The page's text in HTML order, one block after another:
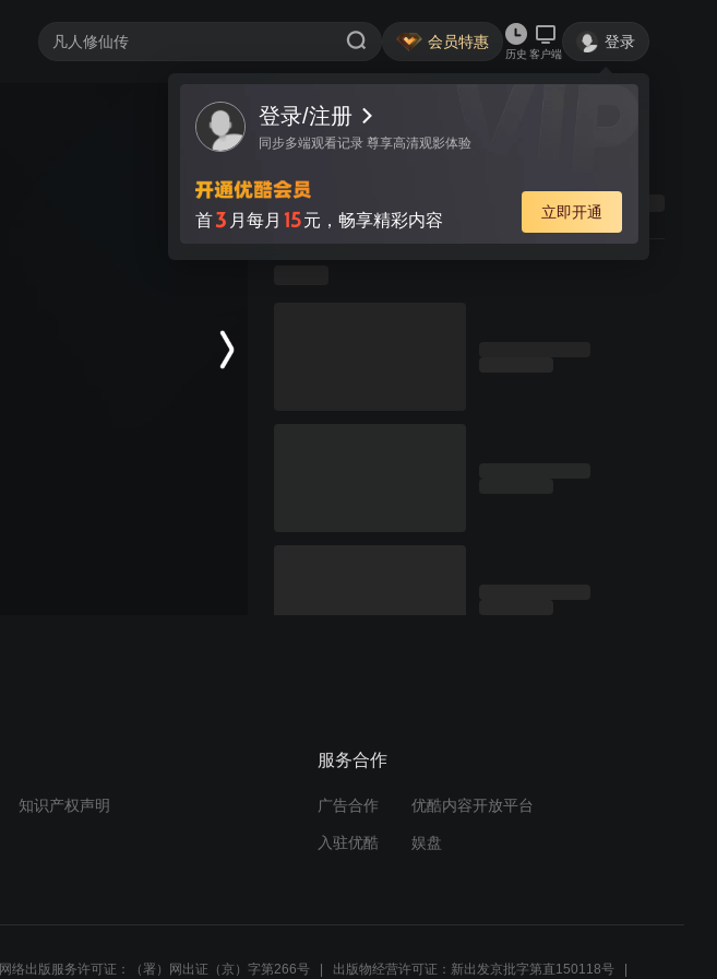
会员特惠
历史 客户端
登录
登录/注册
同步多端观看记录 尊享高清观影体验
首3 月每月 15元，畅享精彩内容 立即开通
知识产权声明
服务合作
广告合作 优酷内容开放平台
入驻优酷 娱盘
网络出版服务许可证：（署）网出证（京）字第266号 出版物经营许可证：新出发京批字第直150118号